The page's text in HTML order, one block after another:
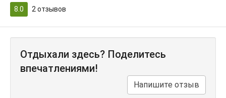
8.0 2 отзывов
Отдыхали здесь? Поделитесь
впечатлениями!
Напишите отзыв